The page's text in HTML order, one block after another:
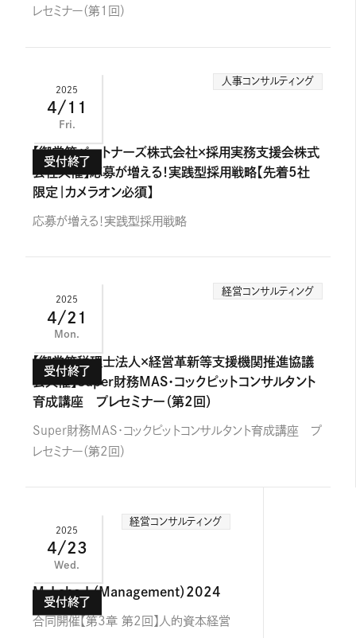
レセミナー（第1回）
人事コンサルティング
2025
4/11
Fri.
【御堂筋パートナーズ株式会社×採用実務支援会株式
会社共催】応募が増える！実践型採用戦略【先着5社
限定｜カメラオン必須】
応募が増える！実践型採用戦略
経営コンサルティング
2025
4/21
Mon.
【御堂筋税理士法人×経営革新等支援機関推進協議
会共催】Super財務MAS・コックピットコンサルタント
育成講座 プレセミナー（第2回）
Super財務MAS・コックピットコンサルタント育成講座 プ
レセミナー（第2回）
経営コンサルティング
2025
4/23
Wed.
M-Labo L（Management）2024
合同開催【第3章 第2回】人的資本経営